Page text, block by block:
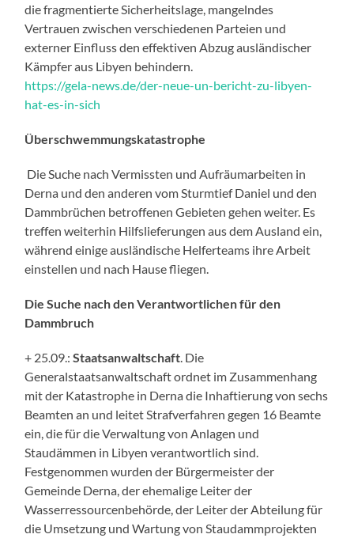
die fragmentierte Sicherheitslage, mangelndes
Vertrauen zwischen verschiedenen Parteien und
externer Einfluss den effektiven Abzug ausländischer
Kämpfer aus Libyen behindern.
https://gela-news.de/der-neue-un-bericht-zu-libyen-
hat-es-in-sich
Überschwemmungskatastrophe
Die Suche nach Vermissten und Aufräumarbeiten in
Derna und den anderen vom Sturmtief Daniel und den
Dammbrüchen betroffenen Gebieten gehen weiter. Es
treffen weiterhin Hilfslieferungen aus dem Ausland ein,
während einige ausländische Helferteams ihre Arbeit
einstellen und nach Hause fliegen.
Die Suche nach den Verantwortlichen für den
Dammbruch
+ 25.09.:Staatsanwaltschaft . Die
Generalstaatsanwaltschaft ordnet im Zusammenhang
mit der Katastrophe in Derna die Inhaftierung von sechs
Beamten an und leitet Strafverfahren gegen 16 Beamte
ein, die für die Verwaltung von Anlagen und
Staudämmen in Libyen verantwortlich sind.
Festgenommen wurden der Bürgermeister der
Gemeinde Derna, der ehemalige Leiter der
Wasserressourcenbehörde, der Leiter der Abteilung für
die Umsetzung und Wartung von Staudammprojekten